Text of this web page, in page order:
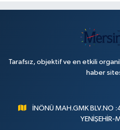
Tarafsız, objektif ve en etkili
haber
İNÖNÜ MAH.GMK BLV.NO
YENİŞEHİR-